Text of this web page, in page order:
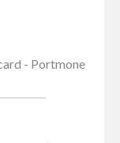
- Portmone